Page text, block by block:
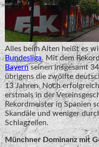
Alles beim Alten heißt es
Bundesliga. Mit dem
Bayernseinen insgesamt
übrigens die zwölfte
13 Jahren. Noch
erstmals in der
Rekordmeister in Spanien
Skandale und weniger
Schlagzeilen.
Münchner Dominanz mit